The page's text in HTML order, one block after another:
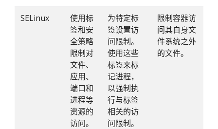
SELinux
使用标
签和安
全策略
限制对
文件、
应用、
端口和
进程等
资源的
访问。
为特定标
签设置访
问限制。
使用这些
标签来标
记进程，
以强制执
行与标签
相关的访
问限制。
限制容器访
问其自身文
件系统之外
的文件。